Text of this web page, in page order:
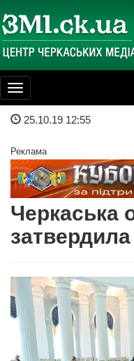
Toggle
navigation
25.10.19 12:55
Реклама
Черкаська